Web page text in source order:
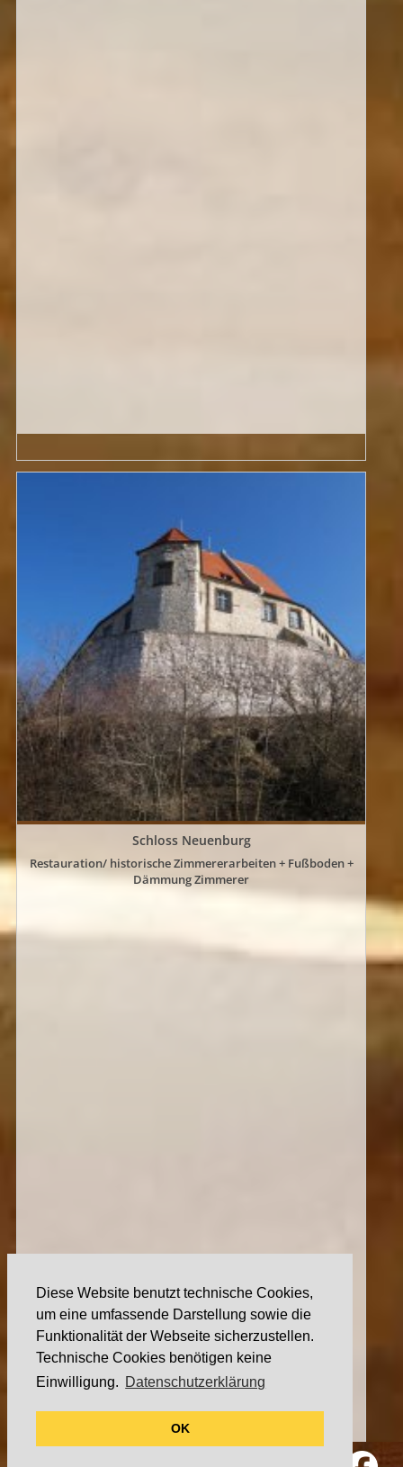
Diese Website benutzt technische Cookies,
um eine umfassende Darstellung sowie die
Funktionalität der Webseite sicherzustellen.
Technische Cookies benötigen keine
Einwilligung. Datenschutzerklärung
OK
Schloss Neuenburg
Restauration/ historische Zimmererarbeiten + Fußboden +
Dämmung Zimmerer